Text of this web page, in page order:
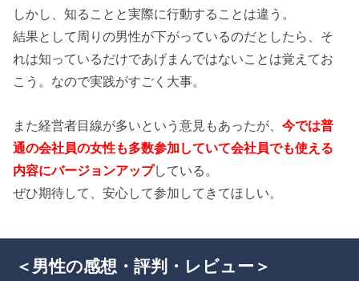
しかし、知ることと実際に行動することは違う。
結果として周りの男性が下がっているのだとしたら、そ
れは知っているだけであげまんではないことは覚えてお
こう。なので実践がすごく大事。
また経営者目線が多いという意見もあったが、今では普
通の会社員の女性も多数参加していて会社員でも使える
内容にバージョンアップしている。
ぜひ期待して、安心して参加してきてほしい。
＜男性の感想・評判・レビュー＞